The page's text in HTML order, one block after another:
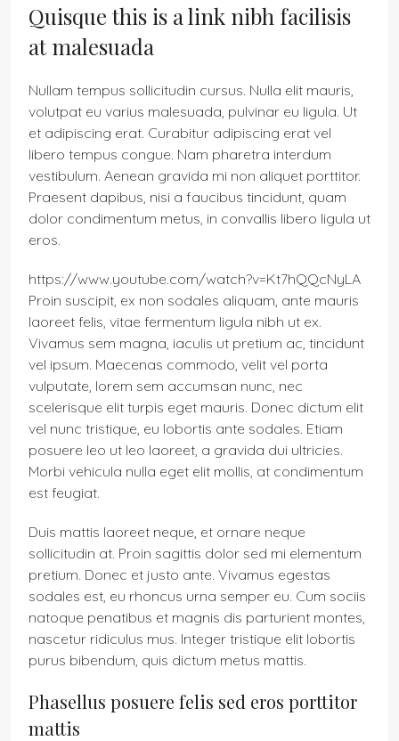
Quisque this is a link nibh facilisis
at malesuada
Nullam tempus sollicitudin cursus. Nulla elit mauris,
volutpat eu varius malesuada, pulvinar eu ligula. Ut
et adipiscing erat. Curabitur adipiscing erat vel
libero tempus congue. Nam pharetra interdum
vestibulum. Aenean gravida mi non aliquet porttitor.
Praesent dapibus, nisi a faucibus tincidunt, quam
dolor condimentum metus, in convallis libero ligula ut
eros.
https://www.youtube.com/watch?v=Kt7hQQcNyLA
Proin suscipit, ex non sodales aliquam, ante mauris
laoreet felis, vitae fermentum ligula nibh ut ex.
Vivamus sem magna, iaculis ut pretium ac, tincidunt
vel ipsum. Maecenas commodo, velit vel porta
vulputate, lorem sem accumsan nunc, nec
scelerisque elit turpis eget mauris. Donec dictum elit
vel nunc tristique, eu lobortis ante sodales. Etiam
posuere leo ut leo laoreet, a gravida dui ultricies.
Morbi vehicula nulla eget elit mollis, at condimentum
est feugiat.
Duis mattis laoreet neque, et ornare neque
sollicitudin at. Proin sagittis dolor sed mi elementum
pretium. Donec et justo ante. Vivamus egestas
sodales est, eu rhoncus urna semper eu. Cum sociis
natoque penatibus et magnis dis parturient montes,
nascetur ridiculus mus. Integer tristique elit lobortis
purus bibendum, quis dictum metus mattis.
Phasellus posuere felis sed eros porttitor
mattis